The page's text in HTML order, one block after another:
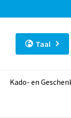
Taal
Kado- en